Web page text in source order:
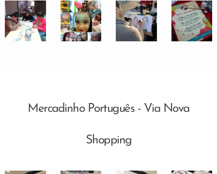
Mercadinho Português - Via Nova
Shopping